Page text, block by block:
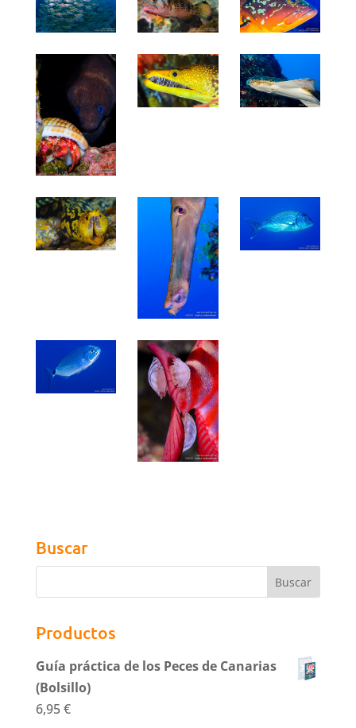
Buscar
Productos
Guía práctica de los Peces de Canarias
(Bolsillo)
6,95€